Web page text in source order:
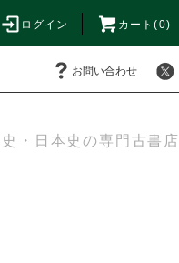
ログイン カート(0)
お問い合わせ
・日本史の専門古書店